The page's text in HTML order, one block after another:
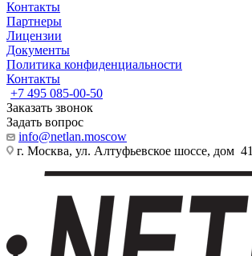
Контакты
Партнеры
Лицензии
Документы
Политика конфиденциальности
Контакты
+7 495 085-00-50
Заказать звонок
Задать вопрос
info@netlan.moscow
г. Москва, ул. Алтуфьевское шоссе, дом 41